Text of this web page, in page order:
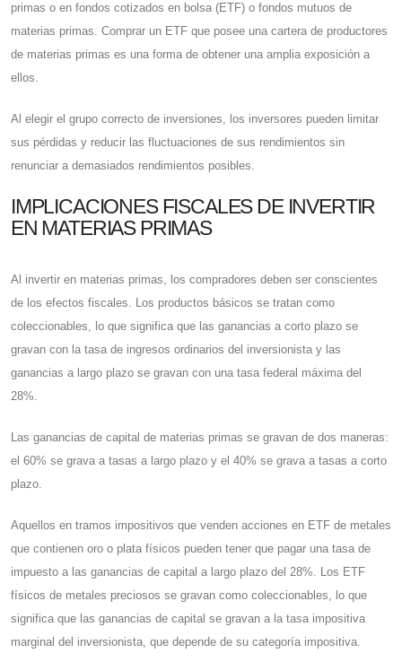
primas o en fondos cotizados en bolsa (ETF) o fondos mutuos de
materias primas. Comprar un ETF que posee una cartera de productores
de materias primas es una forma de obtener una amplia exposición a
ellos.
Al elegir el grupo correcto de inversiones, los inversores pueden limitar
sus pérdidas y reducir las fluctuaciones de sus rendimientos sin
renunciar a demasiados rendimientos posibles.
IMPLICACIONES FISCALES DE INVERTIR
EN MATERIAS PRIMAS
Al invertir en materias primas, los compradores deben ser conscientes
de los efectos fiscales. Los productos básicos se tratan como
coleccionables, lo que significa que las ganancias a corto plazo se
gravan con la tasa de ingresos ordinarios del inversionista y las
ganancias a largo plazo se gravan con una tasa federal máxima del
28%.
Las ganancias de capital de materias primas se gravan de dos maneras:
el 60% se grava a tasas a largo plazo y el 40% se grava a tasas a corto
plazo.
Aquellos en tramos impositivos que venden acciones en ETF de metales
que contienen oro o plata físicos pueden tener que pagar una tasa de
impuesto a las ganancias de capital a largo plazo del 28%. Los ETF
físicos de metales preciosos se gravan como coleccionables, lo que
significa que las ganancias de capital se gravan a la tasa impositiva
marginal del inversionista, que depende de su categoría impositiva.